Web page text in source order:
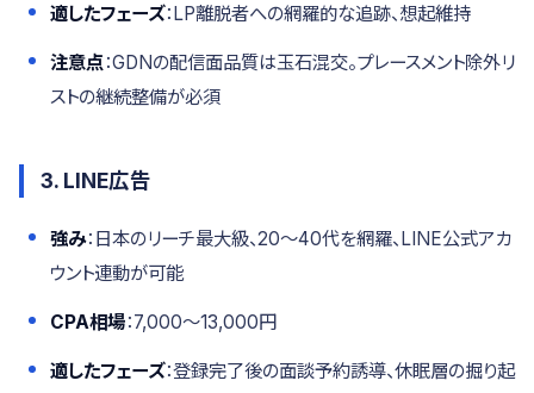
適したフェーズ：LP離脱者への網羅的な追跡、想起維持
注意点 ：GDNの配信面品質は玉石混交。プレースメント除外リ
ストの継続整備が必須
3. LINE広告
強み：日本のリーチ最大級、20〜40代を網羅、LINE公式アカ
ウント連動が可能
CPA相場：7,000〜13,000円
適したフェーズ：登録完了後の面談予約誘導、休眠層の掘り起